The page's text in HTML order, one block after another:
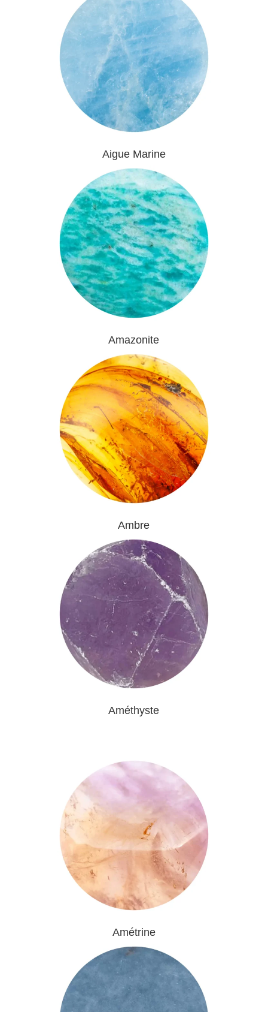
Aigue Marine
Amazonite
Ambre
Améthyste
Amétrine